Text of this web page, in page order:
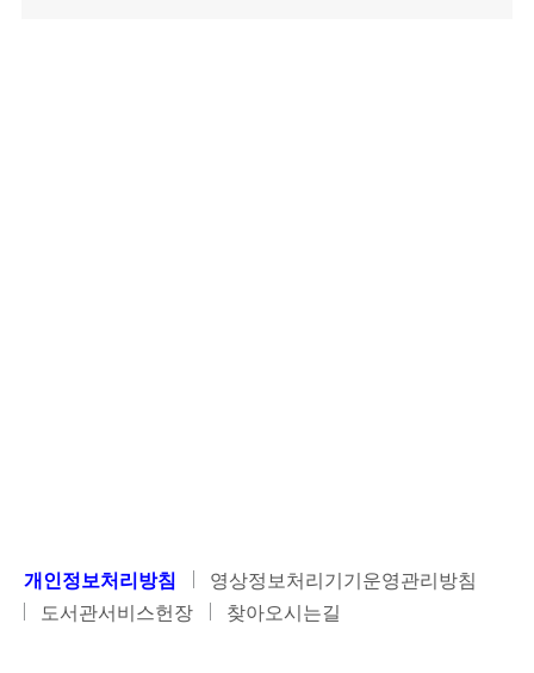
개인정보처리방침
영상정보처리기기운영관리방침
도서관서비스헌장
찾아오시는길